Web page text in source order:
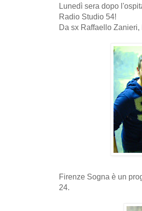
Lunedì sera dopo
Radio Studio 54!
Da sx Raffaello
Firenze Sogna è un
24.